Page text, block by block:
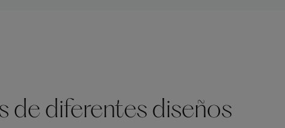
de diferentes diseños